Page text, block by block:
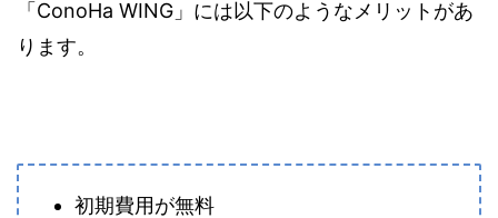
「ConoHa WING」には以下のようなメリットがあ
ります。
初期費用が無料